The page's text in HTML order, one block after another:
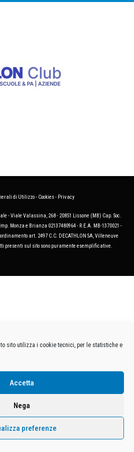
sito utilizza i cookie tecnici, per le statistiche e
Accetta
Nega
preferenze
di Utilizzo- Cookies- Privacy
- Viale Valassina, 268 - 20851 Lissone (MB) Cap. Soc.
Monza e Brianza 02137480964 - R.E.A. MB-1370021 -
art. 2497 C.C. DECATHLON SA, Villeneuve
presenti sul sito sono puramente esemplificative.